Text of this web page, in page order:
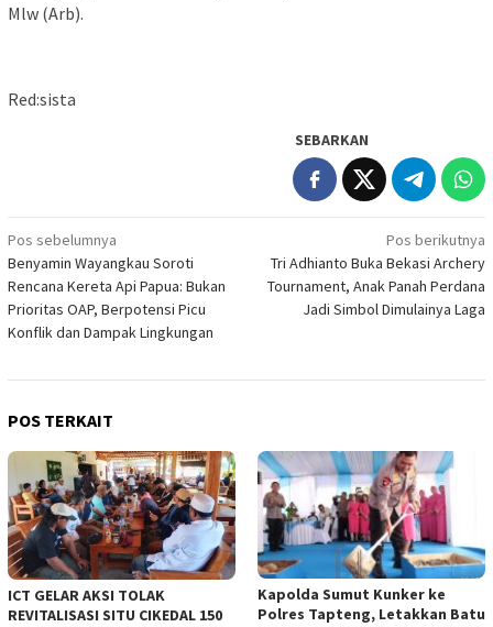
Mlw (Arb).
Red:sista
SEBARKAN
Navigasi
pos
Pos sebelumnya
Benyamin Wayangkau Soroti
Rencana Kereta Api Papua: Bukan
Prioritas OAP, Berpotensi Picu
Konflik dan Dampak Lingkungan
Pos berikutnya
Tri Adhianto Buka Bekasi Archery
Tournament, Anak Panah Perdana
Jadi Simbol Dimulainya Laga
POS TERKAIT
ICT GELAR AKSI TOLAK
REVITALISASI SITU CIKEDAL 150
Kapolda Sumut Kunker ke
Polres Tapteng, Letakkan Batu